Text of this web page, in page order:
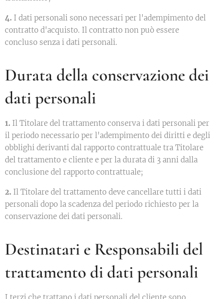
4. I dati personali sono necessari per l'adempimento del
contratto d'acquisto. Il contratto non può essere
concluso senza i dati personali.
Durata della conservazione dei
dati personali
1. Il Titolare del trattamento conserva i dati personali per
il periodo necessario per l'adempimento dei diritti e degli
obblighi derivanti dal rapporto contrattuale tra Titolare
del trattamento e cliente e per la durata di 3 anni dalla
conclusione del rapporto contrattuale;
2. Il Titolare del trattamento deve cancellare tutti i dati
personali dopo la scadenza del periodo richiesto per la
conservazione dei dati personali.
Destinatari e Responsabili del
trattamento di dati personali